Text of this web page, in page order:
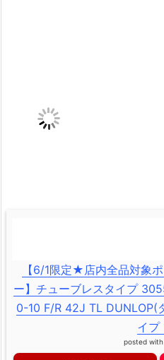
【6/1限定★店内全品対象
ー】チューブレスタイプ
0-10 F/R 42J TL DUNLOP(
イプ
posted with